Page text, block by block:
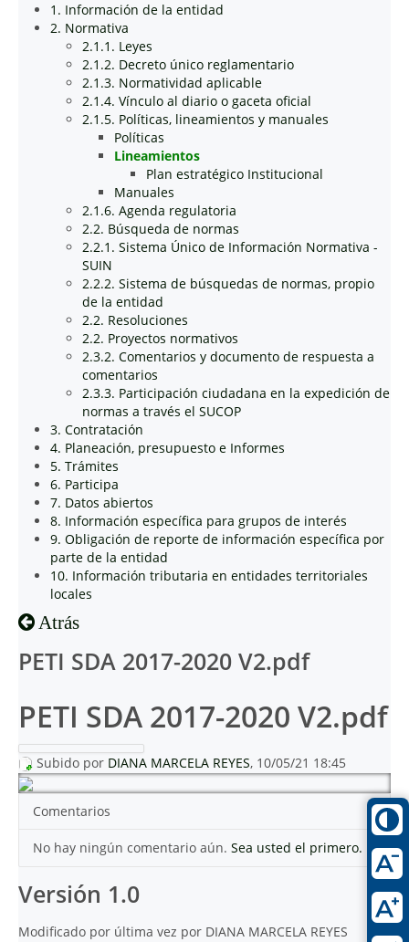
1. Información de la entidad
2. Normativa
2.1.1. Leyes
2.1.2. Decreto único reglamentario
2.1.3. Normatividad aplicable
2.1.4. Vínculo al diario o gaceta oficial
2.1.5. Políticas, lineamientos y manuales
Políticas
Lineamientos
Plan estratégico Institucional
Manuales
2.1.6. Agenda regulatoria
2.2. Búsqueda de normas
2.2.1. Sistema Único de Información Normativa -
SUIN
2.2.2. Sistema de búsquedas de normas, propio
de la entidad
2.2. Resoluciones
2.2. Proyectos normativos
2.3.2. Comentarios y documento de respuesta a
comentarios
2.3.3. Participación ciudadana en la expedición de
normas a través el SUCOP
3. Contratación
4. Planeación, presupuesto e Informes
5. Trámites
6. Participa
7. Datos abiertos
8. Información específica para grupos de interés
9. Obligación de reporte de información específica por
parte de la entidad
10. Información tributaria en entidades territoriales
locales
Atrás
PETI SDA 2017-2020 V2.pdf
PETI SDA 2017-2020 V2.pdf
Subido por DIANA MARCELA REYES, 10/05/21 18:45
Comentarios
No hay ningún comentario aún. Sea usted el primero.
Versión 1.0
Modificado por última vez por DIANA MARCELA REYES